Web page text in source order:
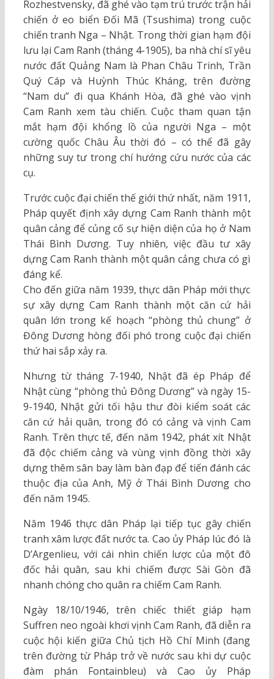
Rozhestvensky, đã ghé vào tạm trú trước trận hải
chiến ở eo biển Đối Mã (Tsushima) trong cuộc
chiến tranh Nga – Nhật. Trong thời gian hạm đội
lưu lại Cam Ranh (tháng 4-1905), ba nhà chí sĩ yêu
nước đất Quảng Nam là Phan Châu Trinh, Trần
Quý Cáp và Huỳnh Thúc Kháng, trên đường
“Nam du” đi qua Khánh Hòa, đã ghé vào vịnh
Cam Ranh xem tàu chiến. Cuộc tham quan tận
mắt hạm đội khổng lồ của người Nga – một
cường quốc Châu Âu thời đó – có thể đã gây
những suy tư trong chí hướng cứu nước của các
cụ.
Trước cuộc đại chiến thế giới thứ nhất, năm 1911,
Pháp quyết định xây dựng Cam Ranh thành một
quân cảng để củng cố sự hiện diện của họ ở Nam
Thái Bình Dương. Tuy nhiên, việc đầu tư xây
dựng Cam Ranh thành một quân cảng chưa có gì
đáng kể.
Cho đến giữa năm 1939, thực dân Pháp mới thực
sự xây dựng Cam Ranh thành một căn cứ hải
quân lớn trong kế hoạch “phòng thủ chung” ở
Đông Dương hòng đối phó trong cuộc đại chiến
thứ hai sắp xảy ra.
Nhưng từ tháng 7-1940, Nhật đã ép Pháp để
Nhật cùng “phòng thủ Đông Dương” và ngày 15-
9-1940, Nhật gửi tối hậu thư đòi kiểm soát các
căn cứ hải quân, trong đó có cảng và vịnh Cam
Ranh. Trên thực tế, đến năm 1942, phát xít Nhật
đã độc chiếm cảng và vùng vịnh đồng thời xây
dựng thêm sân bay làm bàn đạp để tiến đánh các
thuộc địa của Anh, Mỹ ở Thái Bình Dương cho
đến năm 1945.
Năm 1946 thực dân Pháp lại tiếp tục gây chiến
tranh xâm lược đất nước ta. Cao ủy Pháp lúc đó là
D’Argenlieu, với cái nhìn chiến lược của một đô
đốc hải quân, sau khi chiếm được Sài Gòn đã
nhanh chóng cho quân ra chiếm Cam Ranh.
Ngày 18/10/1946, trên chiếc thiết giáp hạm
Suffren neo ngoài khơi vịnh Cam Ranh, đã diễn ra
cuộc hội kiến giữa Chủ tịch Hồ Chí Minh (đang
trên đường từ Pháp trở về nước sau khi dự cuộc
đàm phán Fontainbleu) và Cao ủy Pháp